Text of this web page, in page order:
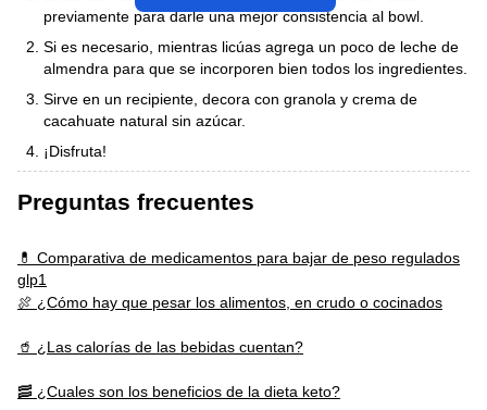
previamente para darle una mejor consistencia al bowl.
Si es necesario, mientras licúas agrega un poco de leche de
almendra para que se incorporen bien todos los ingredientes.
Sirve en un recipiente, decora con granola y crema de
cacahuate natural sin azúcar.
¡Disfruta!
Preguntas frecuentes
💊 Comparativa de medicamentos para bajar de peso regulados
glp1
🍖 ¿Cómo hay que pesar los alimentos, en crudo o cocinados
🥤 ¿Las calorías de las bebidas cuentan?
🥓 ¿Cuales son los beneficios de la dieta keto?